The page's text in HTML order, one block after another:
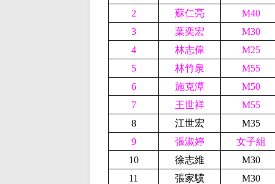
2
蘇仁亮
M40
3
葉奕宏
M30
4
林志偉
M25
5
林竹泉
M55
6
施克潭
M50
7
王世祥
M55
8
江世宏
M35
9
張淑婷
女子組
10
徐志維
M30
11
張家驥 M30